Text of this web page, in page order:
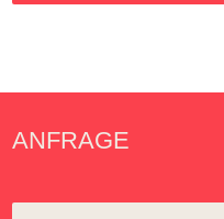
ANFRAGE